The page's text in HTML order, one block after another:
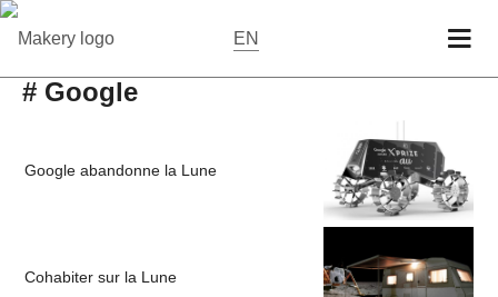
EN
# Google
Google abandonne la Lune
Cohabiter sur la Lune